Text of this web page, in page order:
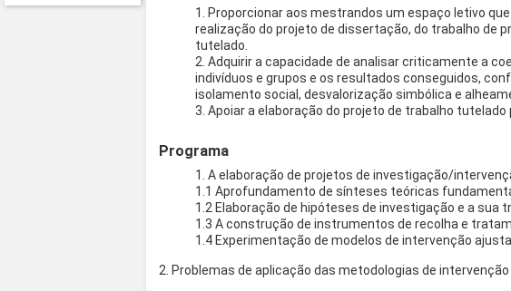
1. Proporcionar aos mestrandos um espaço letivo
realização do projeto de dissertação, do trabalho de
tutelado.
2. Adquirir a capacidade de analisar criticamente a
indivíduos e grupos e os resultados conseguidos,
isolamento social, desvalorização simbólica e
3. Apoiar a elaboração do projeto de trabalho
Programa
1. A elaboração de projetos de investigação/
1.1 Aprofundamento de sínteses teóricas
1.2 Elaboração de hipóteses de investigação e a sua
1.3 A construção de instrumentos de recolha e
1.4 Experimentação de modelos de intervenção
2. Problemas de aplicação das metodologias de intervenção